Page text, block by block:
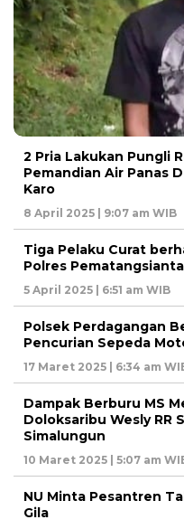
2 Pria Lakukan Pungli
Pemandian Air Panas
Karo
8 April 2025 | 9:07 am WIB
Tiga Pelaku Curat
Polres
5 April 2025 | 6:51 am WIB
Polsek Perdagangan
Pencurian Sepeda
17 Maret 2025 | 6:34 am
Dampak Berburu MS
Doloksaribu Wesly RR
Simalungun
10 Maret 2025 | 5:07 am
NU Minta Pesantren
Gila